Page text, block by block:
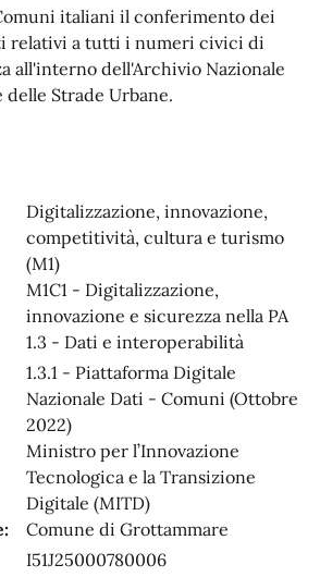
italiani il conferimento dei
relativi a tutti i numeri civici di
all'interno dell'Archivio Nazionale
Strade Urbane.
Digitalizzazione, innovazione,
competitività, cultura e turismo
(M1)
M1C1 - Digitalizzazione,
innovazione e sicurezza nella PA
1.3 - Dati e interoperabilità
1.3.1 - Piattaforma Digitale
Nazionale Dati - Comuni (Ottobre
2022)
Ministro per l’Innovazione
Tecnologica e la Transizione
Digitale (MITD)
Comune di Grottammare
I51J25000780006